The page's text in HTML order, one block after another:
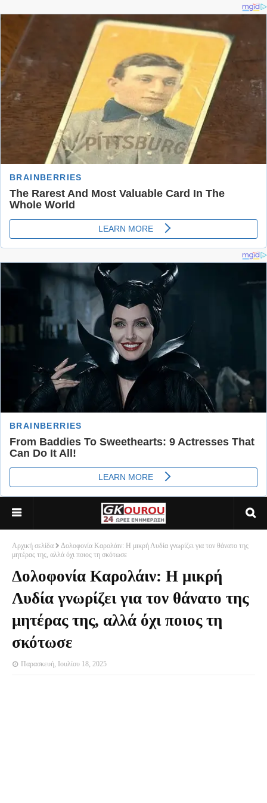
Αρχική σελίδα
Δολοφονία Καρολάιν: Η μικρή Λυδία γνωρίζει για τον θάνατο της
μητέρας της, αλλά όχι ποιος τη σκότωσε
Δολοφονία Καρολάιν: Η μικρή
Λυδία γνωρίζει για τον θάνατο της
μητέρας της, αλλά όχι ποιος τη
σκότωσε
Παρασκευή, Ιουλίου 18, 2025